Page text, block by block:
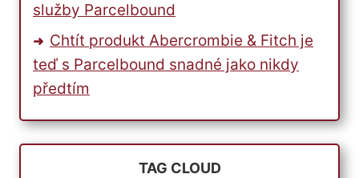
služby Parcelbound
Chtít produkt Abercrombie & Fitch je
teď s Parcelbound snadné jako nikdy
předtím
TAG CLOUD